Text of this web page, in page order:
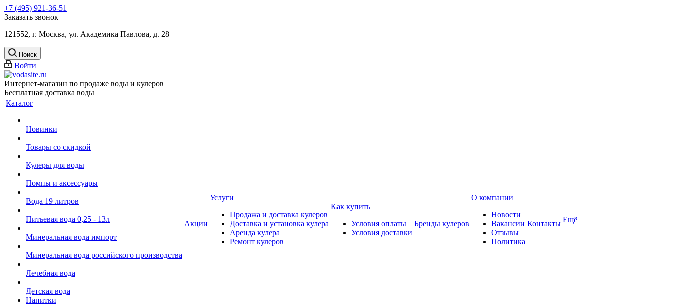
+7 (495) 921-36-51
Заказать звонок
121552, г. Москва, ул. Академика Павлова, д. 28
Поиск
Войти
Интернет-магазин по продаже воды и кулеров
Бесплатная доставка воды
Каталог
Новинки
Товары со скидкой
Кулеры для воды
Помпы и аксессуары
Вода 19 литров
Питьевая вода 0,25 - 13л
Минеральная вода импорт
Минеральная вода российского производства
Лечебная вода
Детская вода
Напитки
Акции
Услуги
Продажа и доставка кулеров
Доставка и установка кулера
Аренда кулера
Ремонт кулеров
Как купить
Условия оплаты
Условия доставки
Бренды кулеров
О компании
Новости
Вакансии
Отзывы
Политика
Контакты Ещё